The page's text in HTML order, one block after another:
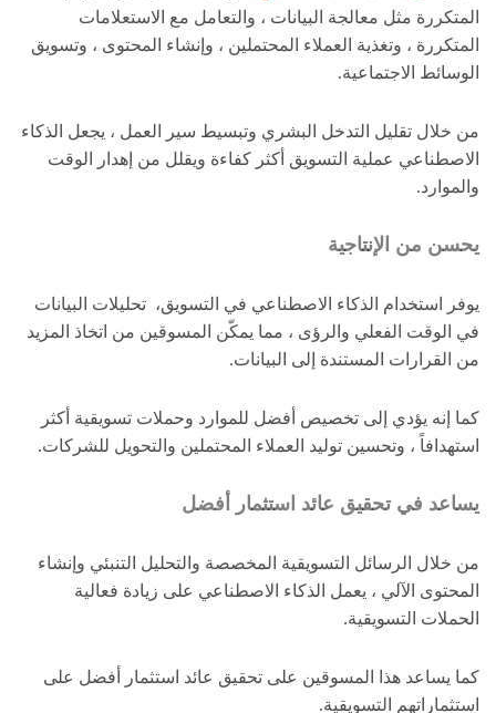
المتكررة مثل معالجة البيانات ، والتعامل مع الاستعلامات
المتكررة ، وتغذية العملاء المحتملين ، وإنشاء المحتوى ، وتسويق
الوسائط الاجتماعية.
من خلال تقليل التدخل البشري وتبسيط سير العمل ، يجعل الذكاء
الاصطناعي عملية التسويق أكثر كفاءة ويقلل من إهدار الوقت
والموارد.
يحسن من الإنتاجية
يوفر استخدام الذكاء الاصطناعي في التسويق، تحليلات البيانات
في الوقت الفعلي والرؤى ، مما يمكّن المسوقين من اتخاذ المزيد
من القرارات المستندة إلى البيانات.
كما إنه يؤدي إلى تخصيص أفضل للموارد وحملات تسويقية أكثر
استهدافاً ، وتحسين توليد العملاء المحتملين والتحويل للشركات.
يساعد في تحقيق عائد استثمار أفضل
من خلال الرسائل التسويقية المخصصة والتحليل التنبئي وإنشاء
المحتوى الآلي ، يعمل الذكاء الاصطناعي على زيادة فعالية
الحملات التسويقية.
كما يساعد هذا المسوقين على تحقيق عائد استثمار أفضل على
استثماراتهم التسويقية.